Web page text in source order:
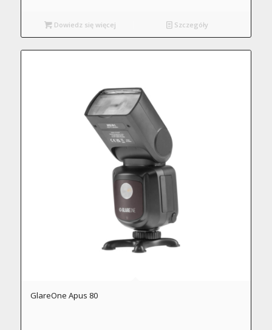
Dowiedz się więcej Szczegóły
GlareOne Apus 80